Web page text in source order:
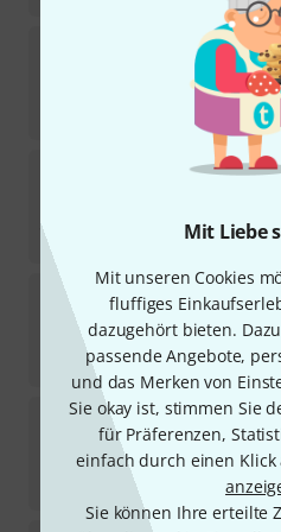
Mit Liebe
Mit unseren Cookies
fluffiges
dazugehört bieten.
passende Angebote,
und das Merken von
Sie okay ist, stimmen Sie
für Präferenzen,
einfach durch einen Klick
Sie können Ihre erteilte
KALP
3
Sofort lieferbar
MCX-XL Cable
Sofort lieferbar
49,90€
TAPKA-B Baglama
Sofort lieferbar